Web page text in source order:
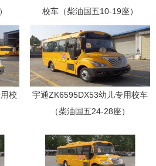
校车（柴油国五10-19座）
校
宇通ZK6595DX53幼儿专用校车
（柴油国五24-28座）